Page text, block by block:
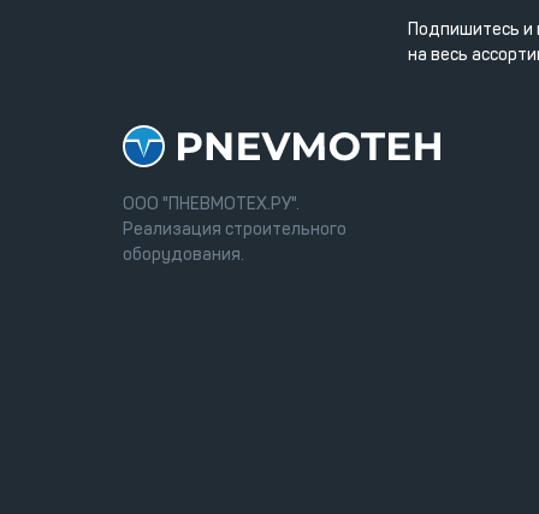
Подпишитесь и
на весь
ООО "ПНЕВМОТЕХ.РУ".
Реализация строительного
оборудования.